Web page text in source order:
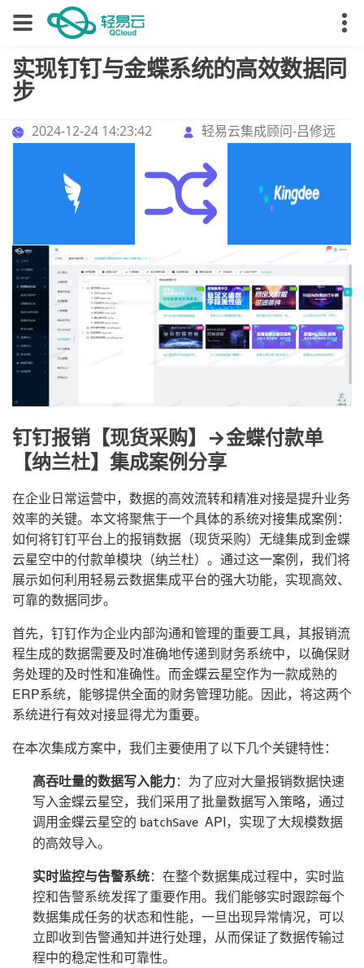
实现钉钉与金蝶系统的高效数据同
步
2024-12-24 14:23:42 轻易云集成顾问-吕修远
钉钉报销【现货采购】->金蝶付款单
【纳兰杜】集成案例分享
在企业日常运营中，数据的高效流转和精准对接是提升业务
效率的关键。本文将聚焦于一个具体的系统对接集成案例：
如何将钉钉平台上的报销数据（现货采购）无缝集成到金蝶
云星空中的付款单模块（纳兰杜）。通过这一案例，我们将
展示如何利用轻易云数据集成平台的强大功能，实现高效、
可靠的数据同步。
首先，钉钉作为企业内部沟通和管理的重要工具，其报销流
程生成的数据需要及时准确地传递到财务系统中，以确保财
务处理的及时性和准确性。而金蝶云星空作为一款成熟的
ERP系统，能够提供全面的财务管理功能。因此，将这两个
系统进行有效对接显得尤为重要。
在本次集成方案中，我们主要使用了以下几个关键特性：
高吞吐量的数据写入能力：为了应对大量报销数据快速
写入金蝶云星空，我们采用了批量数据写入策略，通过
调用金蝶云星空的 batchSave API，实现了大规模数据
的高效导入。
实时监控与告警系统：在整个数据集成过程中，实时监
控和告警系统发挥了重要作用。我们能够实时跟踪每个
数据集成任务的状态和性能，一旦出现异常情况，可以
立即收到告警通知并进行处理，从而保证了数据传输过
程中的稳定性和可靠性。